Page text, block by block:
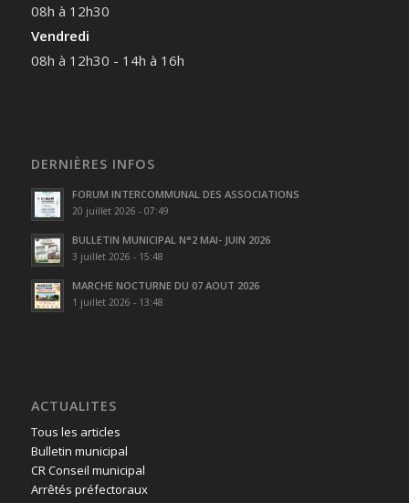
08h à 12h30
Vendredi
08h à 12h30 - 14h à 16h
DERNIÈRES INFOS
FORUM INTERCOMMUNAL DES ASSOCIATIONS
20 juillet 2026 - 07:49
BULLETIN MUNICIPAL N°2 MAI- JUIN 2026
3 juillet 2026 - 15:48
MARCHE NOCTURNE DU 07 AOUT 2026
1 juillet 2026 - 13:48
ACTUALITES
Tous les articles
Bulletin municipal
CR Conseil municipal
Arrêtés préfectoraux